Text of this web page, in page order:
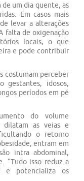
de um dia quente, as
Em casos mais
levar a alterações
falta de oxigenação
locais, o que
e pode contribuir
costumam perceber
gestantes, idosos,
períodos em pé
do volume
dilatam as veias e
o retorno
entram em
intra abdominal,
“Tudo isso reduz a
e potencializa os